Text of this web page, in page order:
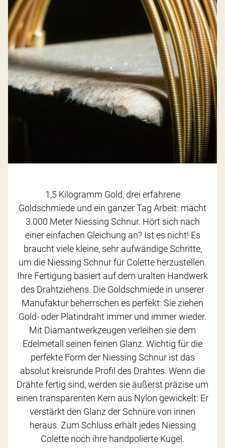
1,5 Kilogramm Gold, drei erfahrene
Goldschmiede und ein ganzer Tag Arbeit: macht
3.000 Meter Niessing Schnur. Hört sich nach
einer einfachen Gleichung an? Ist es nicht! Es
braucht viele kleine, sehr aufwändige Schritte,
um die Niessing Schnur für Colette herzustellen.
Ihre Fertigung basiert auf dem uralten Handwerk
des Drahtziehens. Die Goldschmiede in unserer
Manufaktur beherrschen es perfekt: Sie ziehen
Gold- oder Platindraht immer und immer wieder.
Mit Diamantwerkzeugen verleihen sie dem
Edelmetall seinen feinen Glanz. Wichtig für die
perfekte Form der Niessing Schnur ist das
absolut kreisrunde Profil des Drahtes. Wenn die
Drähte fertig sind, werden sie äußerst präzise um
einen transparenten Kern aus Nylon gewickelt: Er
verstärkt den Glanz der Schnüre von innen
heraus. Zum Schluss erhält jedes Niessing
Colette noch ihre handpolierte Kugel.